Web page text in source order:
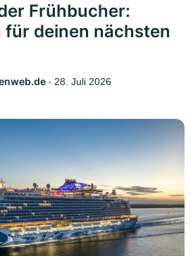
Frühbucher:
für deinen nächsten
‧ 28. Juli 2026